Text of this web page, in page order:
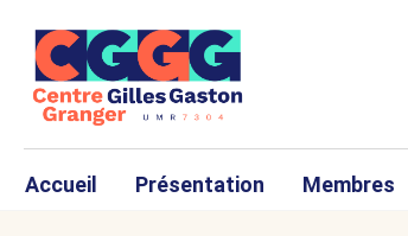
Accueil Présentation Membres